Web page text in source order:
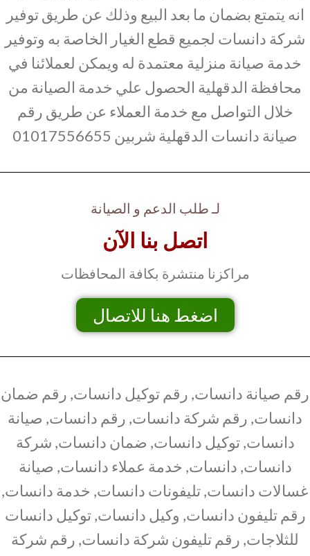
انه يتمتع بضمان ما بعد البيع وذلك عن طريق توفير
شركة دانسات لجميع قطع الغيار الخاصة به وتوفير
خدمة صيانة منزلية معتمدة له ويمكن لعملائنا في
محافظة الدقهلية الحصول علي خدمة الصيانة من
خلال التواصل مع خدمة العملاء عن طريق رقم
صيانة دانسات الدقهلية شربين 01017556655
لـ طلب الدعم و الصيانة
اتصل بنا الآن
مراكزنا منتشرة بكافة المحافظات
اضغط هنا للاتصال
رقم صيانة دانسات, رقم توكيل دانسات, رقم ضمان
دانسات, رقم شركة دانسات, رقم دانسات, صيانة
دانسات, توكيل دانسات, ضمان دانسات, شركة
دانسات, دانسات, خدمة عملاء دانسات, صيانة
غسالات دانسات, تليفونات دانسات, خدمة دانسات,
رقم تليفون دانسات, وكيل دانسات, توكيل دانسات
للثلاجات, رقم تليفون شركة دانسات, رقم شركة